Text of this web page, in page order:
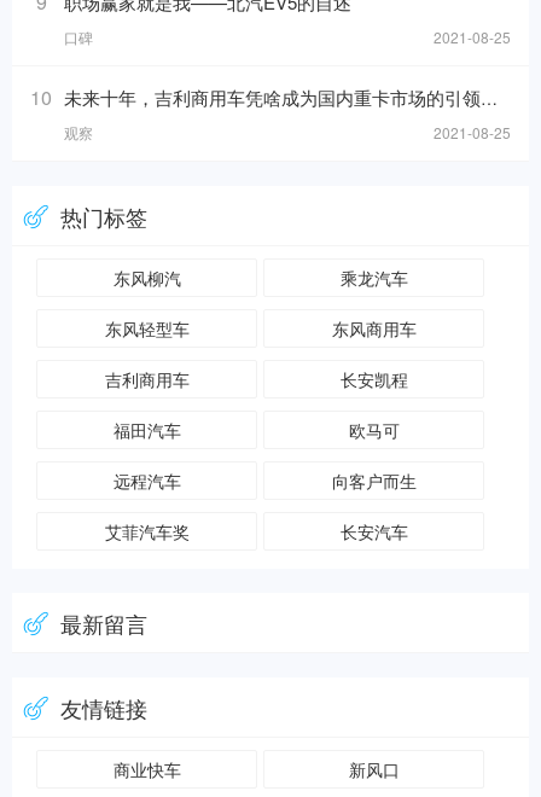
口碑 2021-08-25
10 未来十年，吉利商用车凭啥成为国内重卡市场的引领者？
观察 2021-08-25
热门标签
东风柳汽 乘龙汽车
东风轻型车 东风商用车
吉利商用车 长安凯程
福田汽车 欧马可
远程汽车 向客户而生
艾菲汽车奖 长安汽车
最新留言
友情链接
商业快车 新风口